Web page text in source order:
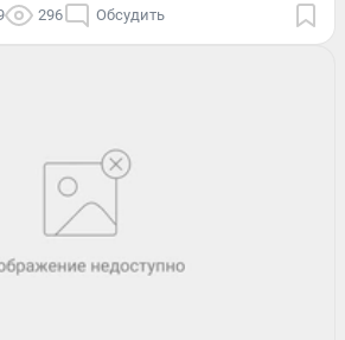
296 Обсудить